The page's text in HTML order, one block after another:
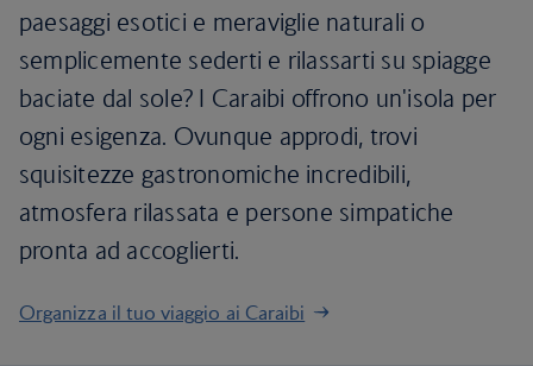
paesaggi esotici e meraviglie naturali o
semplicemente sederti e rilassarti su spiagge
baciate dal sole? I Caraibi offrono un'isola per
ogni esigenza. Ovunque approdi, trovi
squisitezze gastronomiche incredibili,
atmosfera rilassata e persone simpatiche
pronta ad accoglierti.
Organizza il tuo viaggio ai Caraibi